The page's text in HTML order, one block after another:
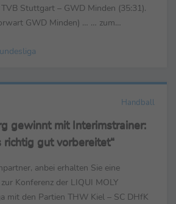
Stuttgart – GWD Minden (35:31).
GWD Minden) … … zum
Handball
gewinnt mit Interimstrainer:
richtig gut vorbereitet“
anbei erhalten Sie eine
Konferenz der LIQUI MOLY
mit den Partien THW Kiel – SC DHfK